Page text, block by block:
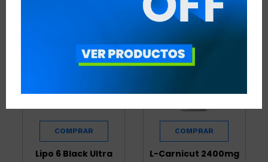
Lipo 6 Black Ultra
L-Carnicut 2400mg